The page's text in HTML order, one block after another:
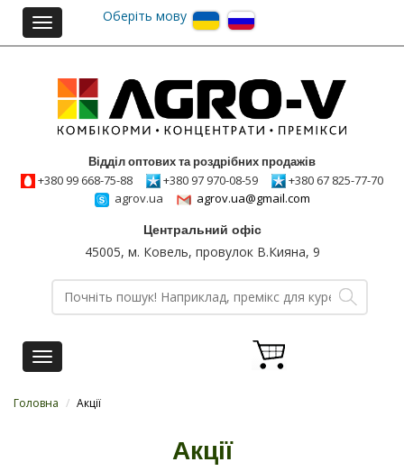
Toggle
navigation
Оберіть мову
Відділ оптових та роздрібних продажів
+380 99 668-75-88
+380 97 970-08-59
+380 67 825-77-70
agrov.ua
agrov.ua@gmail.com
Центральний офіс
45005, м. Ковель, провулок В.Кияна, 9
Toggle
navigation
Головна / Акції
Акції